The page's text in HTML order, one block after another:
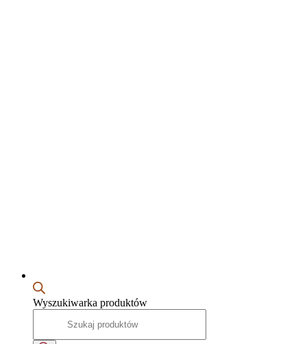
Wyszukiwarka produktów